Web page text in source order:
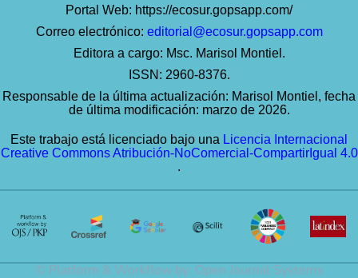
Portal Web: https://ecosur.gopsapp.com/
Correo electrónico: editorial@ecosur.gopsapp.com
Editora a cargo: Msc. Marisol Montiel.
ISSN: 2960-8376.
Responsable de la última actualización: Marisol Montiel, fecha
de última modificación: marzo de 2026.
Este trabajo está licenciado bajo una Licencia Internacional
Creative Commons Atribución-NoComercial-CompartirIgual 4.0
.
© Platform & Workflow by: Open Journal Systems